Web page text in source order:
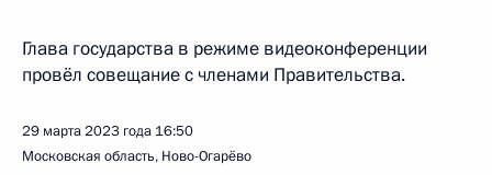
Глава государства в режиме видеоконференции
провёл совещание с членами Правительства.
29 марта 2023 года 16:50
Московская область, Ново-Огарёво